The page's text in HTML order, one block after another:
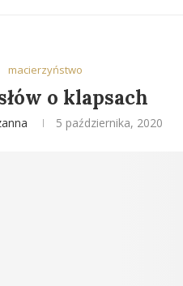
macierzyństwo
o klapsach
5 października, 2020